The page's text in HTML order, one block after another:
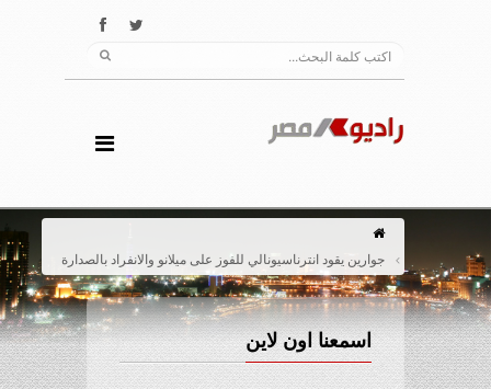
جوارين يقود انترناسيونالي للفوز على ميلانو والانفراد بالصدارة
اسمعنا اون لاين